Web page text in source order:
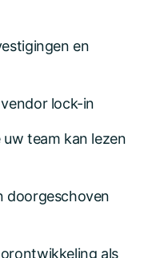
en
lock-in
team kan lezen
doorgeschoven
als